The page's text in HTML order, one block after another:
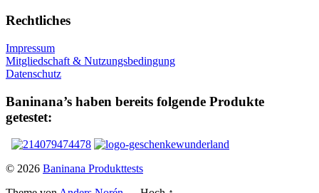
Rechtliches
Impressum
Mitgliedschaft & Nutzungsbedingung
Datenschutz
Baninana’s haben bereits folgende Produkte
getestet:
© 2026 Baninana Produkttests